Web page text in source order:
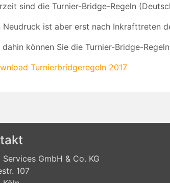
sind die Turnier-Bridge-Regeln
Neudruck ist aber erst nach Inkrafttreten
dahin können Sie die Turnier-Bridge-
Turnierbridgeregeln 2017
Services GmbH & Co. KG
107